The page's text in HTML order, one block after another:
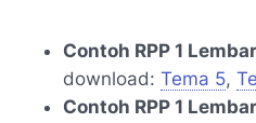
Contoh RPP 1
download: Tema 5,
Contoh RPP 1